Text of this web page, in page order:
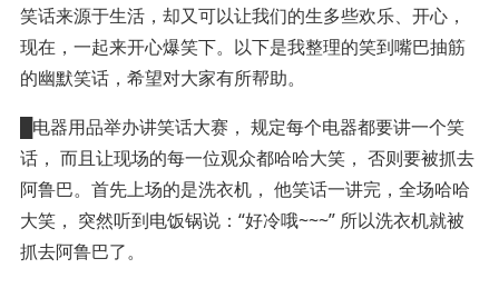
笑话来源于生活，却又可以让我们的生多些欢乐、开心，
现在，一起来开心爆笑下。以下是我整理的笑到嘴巴抽筋
的幽默笑话，希望对大家有所帮助。
█电器用品举办讲笑话大赛， 规定每个电器都要讲一个笑
话， 而且让现场的每一位观众都哈哈大笑， 否则要被抓去
阿鲁巴。首先上场的是洗衣机， 他笑话一讲完，全场哈哈
大笑， 突然听到电饭锅说：“好冷哦~~~” 所以洗衣机就被
抓去阿鲁巴了。